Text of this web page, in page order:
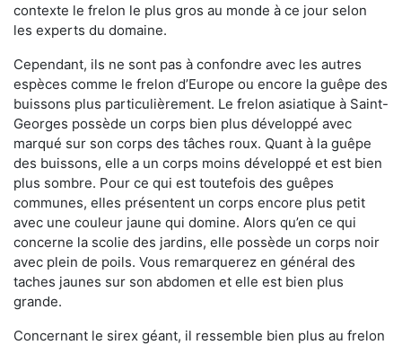
contexte le frelon le plus gros au monde à ce jour selon
les experts du domaine.
Cependant, ils ne sont pas à confondre avec les autres
espèces comme le frelon d’Europe ou encore la guêpe des
buissons plus particulièrement. Le frelon asiatique à Saint-
Georges possède un corps bien plus développé avec
marqué sur son corps des tâches roux. Quant à la guêpe
des buissons, elle a un corps moins développé et est bien
plus sombre. Pour ce qui est toutefois des guêpes
communes, elles présentent un corps encore plus petit
avec une couleur jaune qui domine. Alors qu’en ce qui
concerne la scolie des jardins, elle possède un corps noir
avec plein de poils. Vous remarquerez en général des
taches jaunes sur son abdomen et elle est bien plus
grande.
Concernant le sirex géant, il ressemble bien plus au frelon